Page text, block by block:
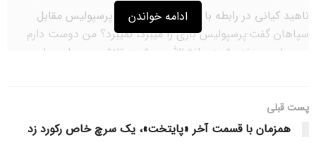
ناهید کیانی در رابطه با دیدار حساس امروز پرسپولیس مقابل
سپاهان گفت:پرسپولیس بازی را میبرد، نمیبرد؟ من دوست دارم
پرسپولیس برنده شود و انشاالله می‌شود. تلاش پرسپولیس این
ساره جوانمردی هم در حمایت از تیمش گفت:من هم دعا می‌کنم
پرسپولیس امروز برنده شود و هنوز امیدواریم که این اتفاق رخ
دهد.
ادامه خواندن
پست قبلی
همزمان با قسمت آخر «پایتخت»، یک سرچ خاص رکورد زد